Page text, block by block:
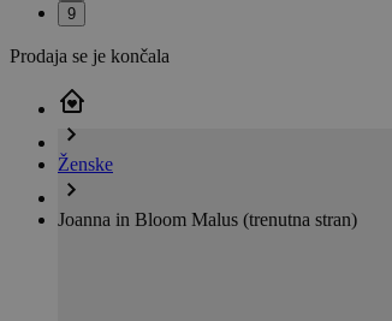
Ženske
Joanna in Bloom Malus (trenutna stran)
9
Prodaja se je končala